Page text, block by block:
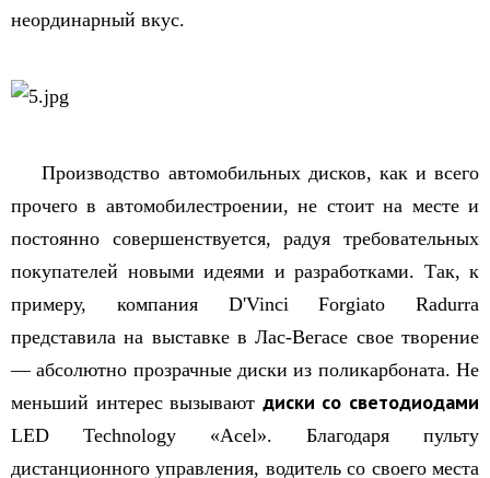
неординарный вкус.
Производство автомобильных дисков, как и всего
прочего в автомобилестроении, не стоит на месте и
постоянно совершенствуется, радуя требовательных
покупателей новыми идеями и разработками. Так, к
примеру, компания D'Vinci Forgiato Radurra
представила на выставке в Лас-Вегасе свое творение
— абсолютно прозрачные диски из поликарбоната. Не
меньший интерес вызывают диски со светодиодами
LED Technology «Аcel». Благодаря пульту
дистанционного управления, водитель со своего места